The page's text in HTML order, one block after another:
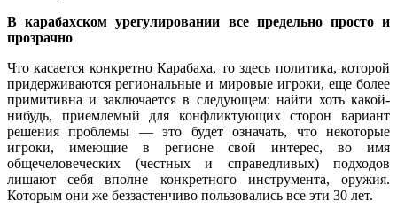
В карабахском урегулировании все предельно просто и
прозрачно
Что касается конкретно Карабаха, то здесь политика, которой
придерживаются региональные и мировые игроки, еще более
примитивна и заключается в следующем: найти хоть какой-
нибудь, приемлемый для конфликтующих сторон вариант
решения проблемы — это будет означать, что некоторые
игроки, имеющие в регионе свой интерес, во имя
общечеловеческих (честных и справедливых) подходов
лишают себя вполне конкретного инструмента, оружия.
Которым они же беззастенчиво пользовались все эти 30 лет.